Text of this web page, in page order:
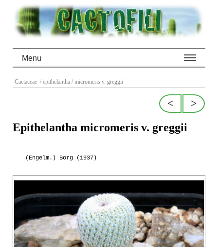
Menu
Cactaceae / epithelantha / micromeris v. greggii
>
<
Epithelantha micromeris v. greggii
(Engelm.) Borg (1937)